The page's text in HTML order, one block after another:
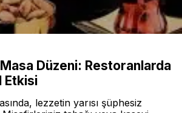
Düzeni: Restoranlarda
Etkisi
lezzetin yarısı şüphesiz